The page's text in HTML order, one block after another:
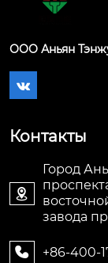
ООО Аньян

Контакты

Город
завода
 +86-400-